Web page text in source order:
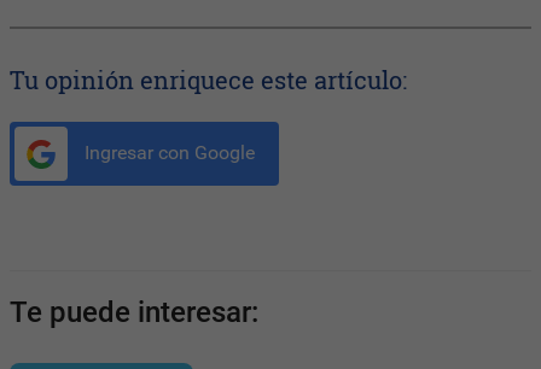
Tu opinión enriquece este artículo:
Ingresar con Google
Te puede interesar: